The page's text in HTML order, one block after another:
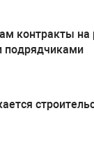
контракты на
подрядчиками